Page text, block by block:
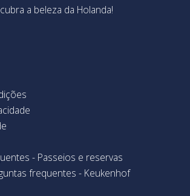
a beleza da Holanda!
- Passeios e reservas
frequentes - Keukenhof